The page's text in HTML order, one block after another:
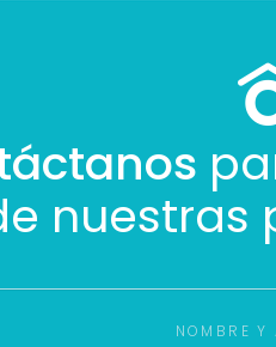
nuestras